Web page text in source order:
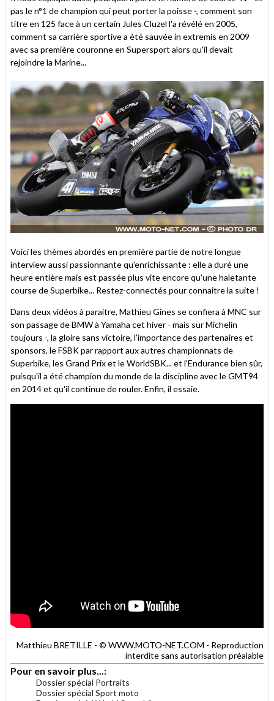
pas le n°1 de champion qui peut porter la poisse -, comment son
titre en 125 face à un certain Jules Cluzel l'a révélé en 2005,
comment sa carrière sportive a été sauvée in extremis en 2009
avec sa première couronne en Supersport alors qu'il devait
rejoindre la Marine...
Voici les thèmes abordés en première partie de notre longue
interview aussi passionnante qu'enrichissante : elle a duré une
heure entière mais est passée plus vite encore qu'une haletante
course de Superbike... Restez-connectés pour connaitre la suite !
Dans deux vidéos à paraitre, Mathieu Gines se confiera à MNC sur
son passage de BMW à Yamaha cet hiver - mais sur Michelin
toujours -, la gloire sans victoire, l'importance des partenaires et
sponsors, le FSBK par rapport aux autres championnats de
Superbike, les Grand Prix et le WorldSBK... et l'Endurance bien sûr,
puisqu'il a été champion du monde de la discipline avec le GMT94
en 2014 et qu'il continue de rouler. Enfin, il essaie.
Matthieu BRETILLE - © WWW.MOTO-NET.COM - Reproduction
interdite sans autorisation préalable
Pour en savoir plus...:
Dossier spécial Portraits
Dossier spécial Sport moto